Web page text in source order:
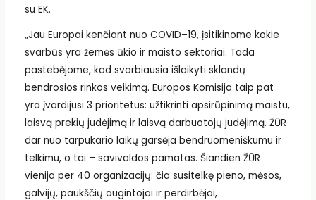
su EK.
„Jau Europai kenčiant nuo COVID–19, įsitikinome kokie
svarbūs yra žemės ūkio ir maisto sektoriai. Tada
pastebėjome, kad svarbiausia išlaikyti sklandų
bendrosios rinkos veikimą. Europos Komisija taip pat
yra įvardijusi 3 prioritetus: užtikrinti apsirūpinimą maistu,
laisvą prekių judėjimą ir laisvą darbuotojų judėjimą. ŽŪR
dar nuo tarpukario laikų garsėja bendruomeniškumu ir
telkimu, o tai – savivaldos pamatas. Šiandien ŽŪR
vienija per 40 organizacijų: čia susitelkę pieno, mėsos,
galvijų, paukščių augintojai ir perdirbėjai,